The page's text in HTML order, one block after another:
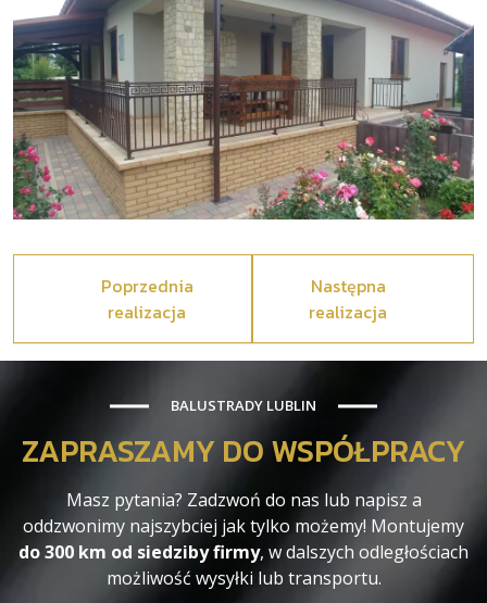
Poprzednia
realizacja
Następna
realizacja
BALUSTRADY LUBLIN
ZAPRASZAMY DO WSPÓŁPRACY
Masz pytania? Zadzwoń do nas lub napisz a
oddzwonimy najszybciej jak tylko możemy! Montujemy
do 300 km od siedziby firmy, w dalszych odległościach
możliwość wysyłki lub transportu.